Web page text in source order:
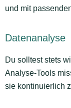
und mit
Datenanalyse
Du solltest stets
Analyse-Tools
sie kontinuierlich